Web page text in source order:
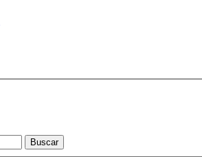
Buscar